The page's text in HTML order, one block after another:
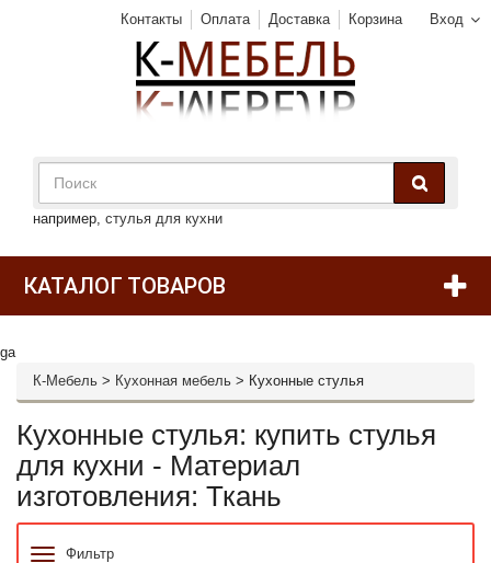
Вход
Контакты Оплата Доставка Корзина
например, стулья для кухни
КАТАЛОГ ТОВАРОВ
ga
К-Мебель > Кухонная мебель > Кухонные стулья
Кухонные стулья: купить стулья
для кухни - Материал
изготовления: Ткань
Фильтр